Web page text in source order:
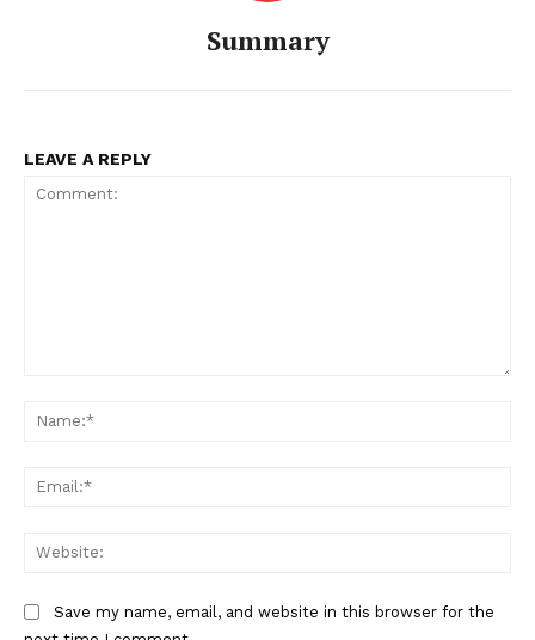
Summary
LEAVE A REPLY
Save my name, email, and website in this browser for the